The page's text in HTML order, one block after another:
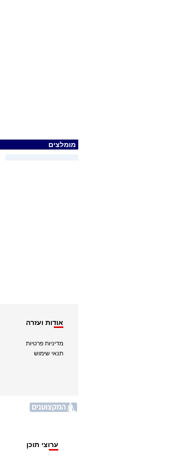
מומלצים
אודות ועזרה
מדיניות פרטיות
תנאי שימוש
ערוצי תוכן